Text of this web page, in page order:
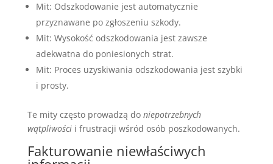
Mit: Odszkodowanie jest automatycznie
przyznawane po zgłoszeniu szkody.
Mit: Wysokość odszkodowania jest zawsze
adekwatna do poniesionych strat.
Mit: Proces uzyskiwania odszkodowania jest szybki
i prosty.
Te mity często prowadzą do niepotrzebnych
wątpliwościi frustracji wśród osób poszkodowanych.
Fakturowanie niewłaściwych